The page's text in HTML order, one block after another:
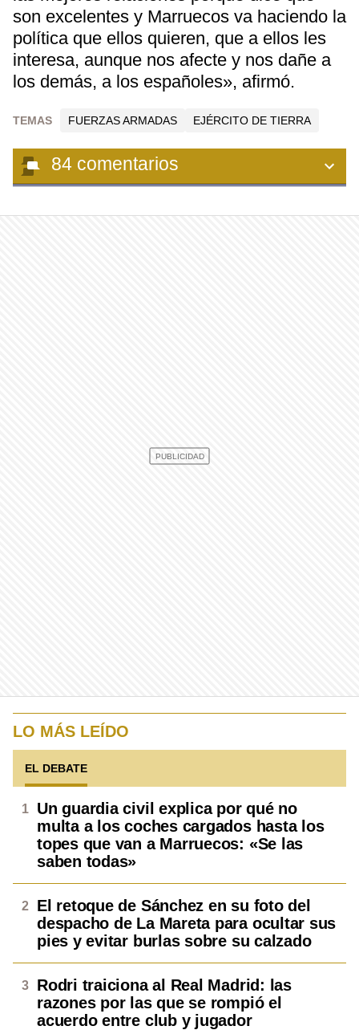
son excelentes y Marruecos va haciendo la
política que ellos quieren, que a ellos les
interesa, aunque nos afecte y nos dañe a
los demás, a los españoles», afirmó.
TEMAS FUERZAS ARMADAS EJÉRCITO DE TIERRA
84 comentarios
LO MÁS LEÍDO
EL DEBATE
Un guardia civil explica por qué no
multa a los coches cargados hasta los
topes que van a Marruecos: «Se las
saben todas»
El retoque de Sánchez en su foto del
despacho de La Mareta para ocultar sus
pies y evitar burlas sobre su calzado
Rodri traiciona al Real Madrid: las
razones por las que se rompió el
acuerdo entre club y jugador